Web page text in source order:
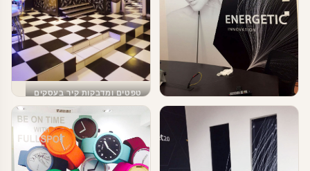
טפטים ומדבקות קיר בעסקים
מדבקות טפט לעסקים
טפטים ומדבקות קיר בעסקים
עיצוב מודרני שחור לבן